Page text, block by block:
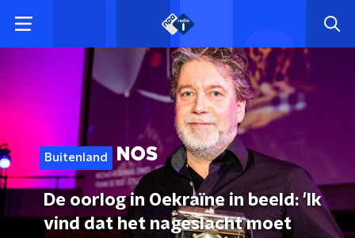
Buitenland
De oorlog in Oekraïne in beeld: 'Ik
vind dat het nageslacht moet